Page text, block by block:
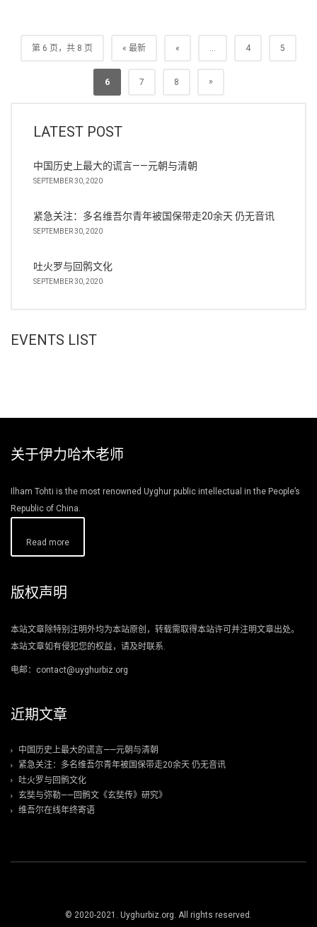
第 6 页，共 8 页 « 最新 « ... 4 5
6 7 8 »
LATEST POST
中国历史上最大的谎言——元朝与清朝
SEPTEMBER 30, 2020
紧急关注：多名维吾尔青年被国保带走20余天 仍无音讯
SEPTEMBER 30, 2020
吐火罗与回鹘文化
SEPTEMBER 30, 2020
EVENTS LIST
关于伊力哈木老师
Ilham Tohti is the most renowned Uyghur public intellectual in the People’s
Republic of China.
Read more
版权声明
本站文章除特别注明外均为本站原创，转载需取得本站许可并注明文章出处。
本站文章如有侵犯您的权益，请及时联系.
电邮：contact@uyghurbiz.org
近期文章
中国历史上最大的谎言——元朝与清朝
紧急关注：多名维吾尔青年被国保带走20余天 仍无音讯
吐火罗与回鹘文化
玄奘与弥勒——回鹘文《玄奘传》研究》
维吾尔在线年终寄语
© 2020-2021. Uyghurbiz.org. All rights reserved.